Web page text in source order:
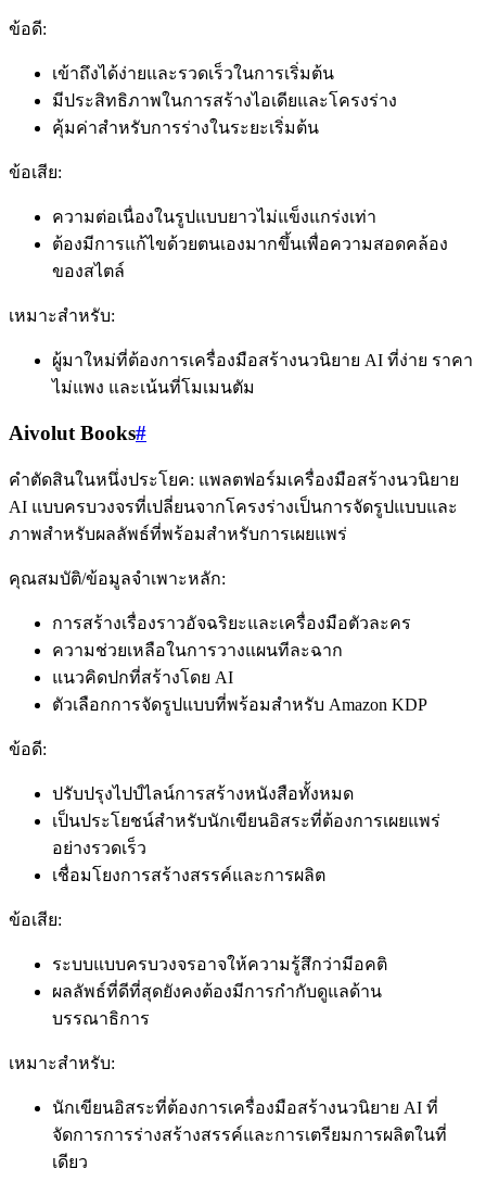
ข้อดี:
เข้าถึงได้ง่ายและรวดเร็วในการเริ่มต้น
มีประสิทธิภาพในการสร้างไอเดียและโครงร่าง
คุ้มค่าสำหรับการร่างในระยะเริ่มต้น
ข้อเสีย:
ความต่อเนื่องในรูปแบบยาวไม่แข็งแกร่งเท่า
ต้องมีการแก้ไขด้วยตนเองมากขึ้นเพื่อความสอดคล้อง
ของสไตล์
เหมาะสำหรับ:
ผู้มาใหม่ที่ต้องการเครื่องมือสร้างนวนิยาย AI ที่ง่าย ราคา
ไม่แพง และเน้นที่โมเมนตัม
Aivolut Books#
คำตัดสินในหนึ่งประโยค: แพลตฟอร์มเครื่องมือสร้างนวนิยาย
AI แบบครบวงจรที่เปลี่ยนจากโครงร่างเป็นการจัดรูปแบบและ
ภาพสำหรับผลลัพธ์ที่พร้อมสำหรับการเผยแพร่
คุณสมบัติ/ข้อมูลจำเพาะหลัก:
การสร้างเรื่องราวอัจฉริยะและเครื่องมือตัวละคร
ความช่วยเหลือในการวางแผนทีละฉาก
แนวคิดปกที่สร้างโดย AI
ตัวเลือกการจัดรูปแบบที่พร้อมสำหรับ Amazon KDP
ข้อดี:
ปรับปรุงไปป์ไลน์การสร้างหนังสือทั้งหมด
เป็นประโยชน์สำหรับนักเขียนอิสระที่ต้องการเผยแพร่
อย่างรวดเร็ว
เชื่อมโยงการสร้างสรรค์และการผลิต
ข้อเสีย:
ระบบแบบครบวงจรอาจให้ความรู้สึกว่ามีอคติ
ผลลัพธ์ที่ดีที่สุดยังคงต้องมีการกำกับดูแลด้าน
บรรณาธิการ
เหมาะสำหรับ:
นักเขียนอิสระที่ต้องการเครื่องมือสร้างนวนิยาย AI ที่
จัดการการร่างสร้างสรรค์และการเตรียมการผลิตในที่
เดียว